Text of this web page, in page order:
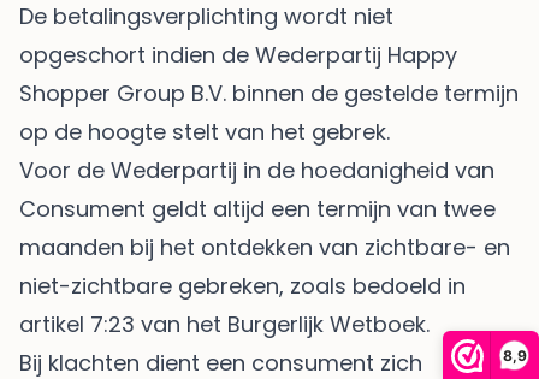
8,9
De betalingsverplichting wordt niet
opgeschort indien de Wederpartij Happy
Shopper Group B.V. binnen de gestelde termijn
op de hoogte stelt van het gebrek.
Voor de Wederpartij in de hoedanigheid van
Consument geldt altijd een termijn van twee
maanden bij het ontdekken van zichtbare- en
niet-zichtbare gebreken, zoals bedoeld in
artikel 7:23 van het Burgerlijk Wetboek.
Bij klachten dient een consument zich